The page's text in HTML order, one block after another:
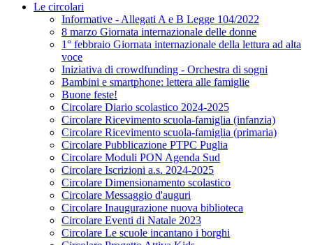
Le circolari
Informative - Allegati A e B Legge 104/2022
8 marzo Giornata internazionale delle donne
1° febbraio Giornata internazionale della lettura ad alta
voce
Iniziativa di crowdfunding - Orchestra di sogni
Bambini e smartphone: lettera alle famiglie
Buone feste!
Circolare Diario scolastico 2024-2025
Circolare Ricevimento scuola-famiglia (infanzia)
Circolare Ricevimento scuola-famiglia (primaria)
Circolare Pubblicazione PTPC Puglia
Circolare Moduli PON Agenda Sud
Circolare Iscrizioni a.s. 2024-2025
Circolare Dimensionamento scolastico
Circolare Messaggio d'auguri
Circolare Inaugurazione nuova biblioteca
Circolare Eventi di Natale 2023
Circolare Le scuole incantano i borghi